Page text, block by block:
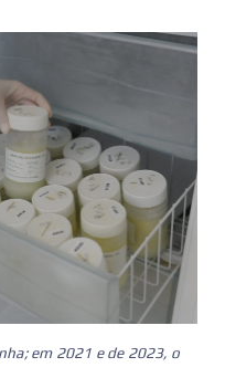
em 2021 e de 2023, o